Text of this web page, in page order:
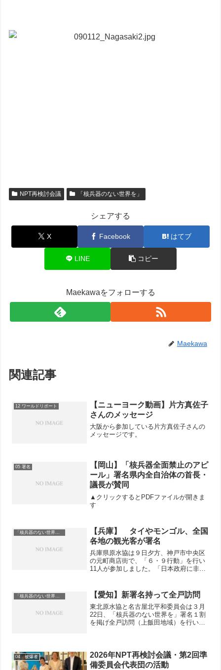
NPT再検討会議 「核兵器のない世界を」
シェアする
X Facebook はてブ
LINE コピー
Maekawaをフォローする
Maekawa
関連記事
12 ワールドリポート
【ニューヨーク動画】片方真佐子
さんのメッセージ
大阪から参加している片方真佐子さんの
メッセージです。
05 署名
【岡山】「核兵器全面禁止のアピ
ール」署名県内全自治体の首長・
議長が賛同
▲クリックするとPDFファイルが開きま
す
「核兵器のない世界を」
【兵庫】 タイやモンゴル、全国
各地の観光客が署名
兵庫県原水協は９日夕方、神戸市中央区
の元町商店街で、「６・９行動」を行い
11人が参加しました。「日本政府に非核
呼びかけました。
「核兵器のない世界を」 【愛知】新署名持って全戸訪問
東北原水協と名古屋北平和委員会は３月
22日、「核兵器のない世界を」署名１割
を掲げ全戸訪問（上飯田地域）を行いま
04 被爆者
2026年NPT再検討会議・第2回準
備委員会代表団の活動